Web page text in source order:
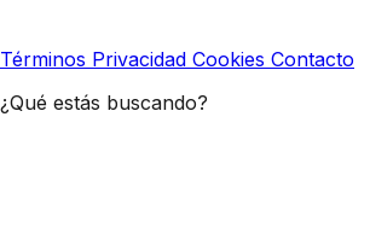
Términos Privacidad Cookies Contacto
¿Qué estás buscando?